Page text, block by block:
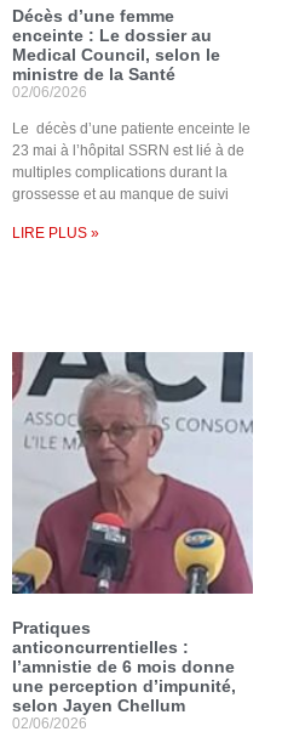
Décès d’une femme
enceinte : Le dossier au
Medical Council, selon le
ministre de la Santé
02/06/2026
Le décès d’une patiente enceinte le
23 mai à l’hôpital SSRN est lié à de
multiples complications durant la
grossesse et au manque de suivi
LIRE PLUS »
Pratiques
anticoncurrentielles :
l’amnistie de 6 mois donne
une perception d’impunité,
selon Jayen Chellum
02/06/2026